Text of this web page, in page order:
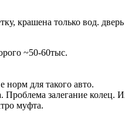
крашена только вод.
~50-60тыс.
норм для такого авто.
залегание колец.
муфта.